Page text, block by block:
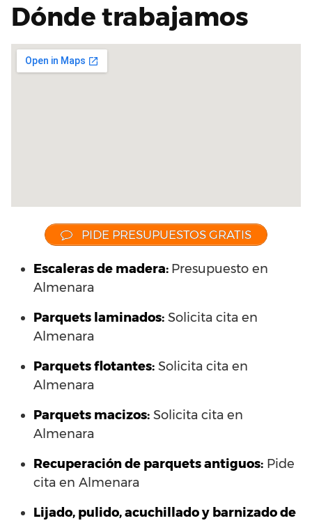
Dónde trabajamos
PIDE PRESUPUESTOS GRATIS
Escaleras de madera: Presupuesto en
Almenara
Parquets laminados: Solicita cita en
Almenara
Parquets flotantes: Solicita cita en
Almenara
Parquets macizos: Solicita cita en
Almenara
Recuperación de parquets antiguos: Pide
cita en Almenara
Lijado, pulido, acuchillado y barnizado de